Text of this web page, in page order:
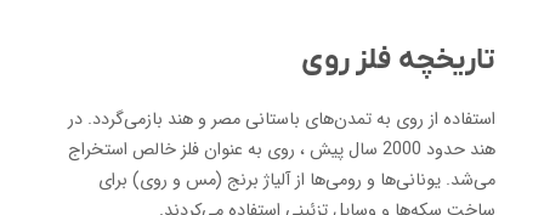
تاریخچه فلز روی
استفاده از روی به تمدن‌های باستانی مصر و هند بازمی‌گردد. در
هند حدود 2000 سال پیش ، روی به عنوان فلز خالص استخراج
می‌شد. یونانی‌ها و رومی‌ها از آلیاژ برنج (مس و روی) برای